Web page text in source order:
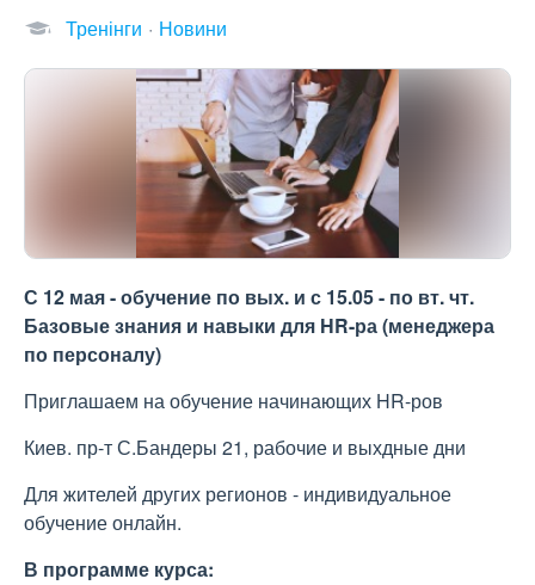
Тренінги
Новини
С 12 мая - обучение по вых. и с 15.05 - по вт. чт.
Базовые знания и навыки для HR-ра (менеджера
по персоналу)
Приглашаем на обучение начинающих HR-ров
Киев. пр-т С.Бандеры 21, рабочие и выхдные дни
Для жителей других регионов - индивидуальное
обучение онлайн.
В программе курса: